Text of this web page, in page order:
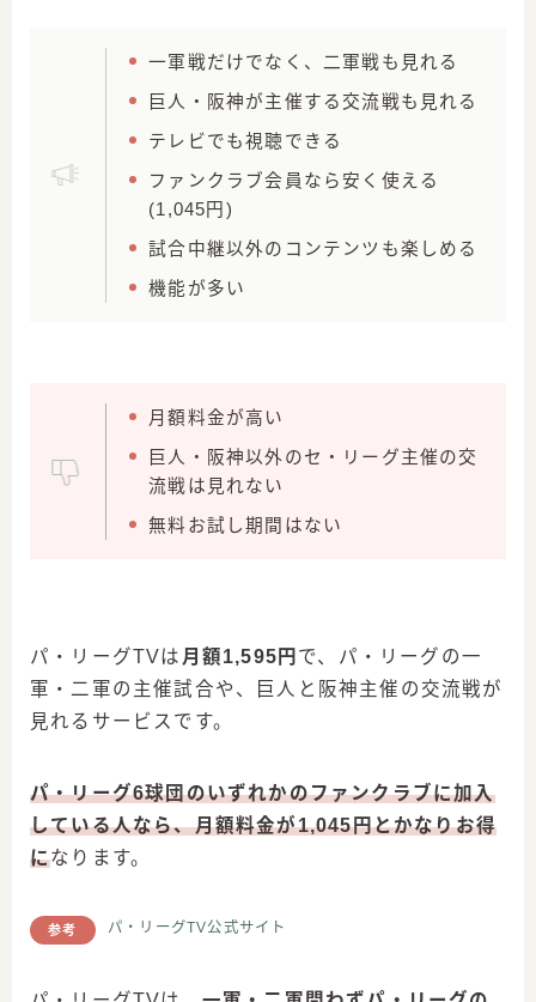
一軍戦だけでなく、二軍戦も見れる
巨人・阪神が主催する交流戦も見れる
テレビでも視聴できる
ファンクラブ会員なら安く使える
(1,045円)
試合中継以外のコンテンツも楽しめる
機能が多い
月額料金が高い
巨人・阪神以外のセ・リーグ主催の交
流戦は見れない
無料お試し期間はない
パ・リーグTVは 月額1,595円 で、パ・リーグの一
軍・二軍の主催試合や、巨人と阪神主催の交流戦が
見れるサービスです。
パ・リーグ6球団のいずれかのファンクラブに加入
している人なら、月額料金が1,045円とかなりお得
になります。
参考 パ・リーグTV公式サイト